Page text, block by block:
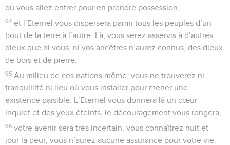
où vous allez entrer pour en prendre possession,
64 et l’Eternel vous dispersera parmi tous les peuples d’un
bout de la terre à l’autre. Là, vous serez asservis à d’autres
dieux que ni vous, ni vos ancêtres n’aurez connus, des dieux
de bois et de pierre.
65 Au milieu de ces nations même, vous ne trouverez ni
tranquillité ni lieu où vous installer pour mener une
existence paisible. L’Eternel vous donnera là un cœur
inquiet et des yeux éteints, le découragement vous rongera,
66 votre avenir sera très incertain, vous connaîtrez nuit et
jour la peur, vous n’aurez aucune assurance pour votre vie.